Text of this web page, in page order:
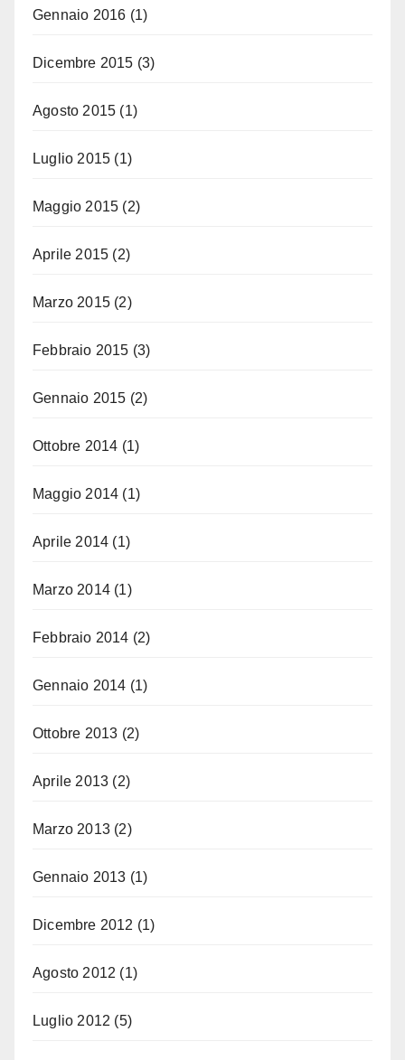
Gennaio 2016 (1)
Dicembre 2015 (3)
Agosto 2015 (1)
Luglio 2015 (1)
Maggio 2015 (2)
Aprile 2015 (2)
Marzo 2015 (2)
Febbraio 2015 (3)
Gennaio 2015 (2)
Ottobre 2014 (1)
Maggio 2014 (1)
Aprile 2014 (1)
Marzo 2014 (1)
Febbraio 2014 (2)
Gennaio 2014 (1)
Ottobre 2013 (2)
Aprile 2013 (2)
Marzo 2013 (2)
Gennaio 2013 (1)
Dicembre 2012 (1)
Agosto 2012 (1)
Luglio 2012 (5)